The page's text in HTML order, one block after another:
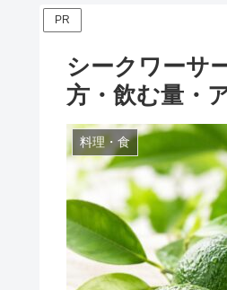
PR
シークワーサ
方・飲む量・
料理・食